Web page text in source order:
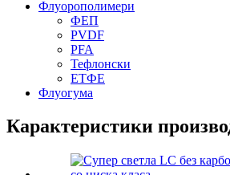
Флуорополимери
ФЕП
PVDF
PFA
Тефлонски
ЕТФЕ
Флуогума
Карактеристики